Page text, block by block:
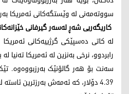
سووتەمەنی لە وێستگەکانی ئەمریکا
کاریگەریی شەڕ لەسەر گیرفانی
لە کاتی دەسپێکی گرژییەکانی
سەنت بۆ هەر گالۆنێک بەرزبووەوە.